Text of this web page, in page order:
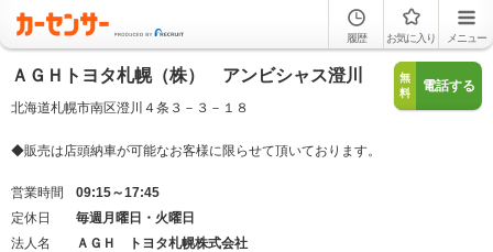
履歴 お気に入り メニュー
ＡＧＨトヨタ札幌（株） アンビシャス澄川
北海道札幌市南区澄川４条３－３－１８
無
料
電話する
◆販売は店頭納車が可能なお客様に限らせて頂いております。
営業時間
09:15～17:45
定休日
毎週月曜日・火曜日
法人名
ＡＧＨ トヨタ札幌株式会社